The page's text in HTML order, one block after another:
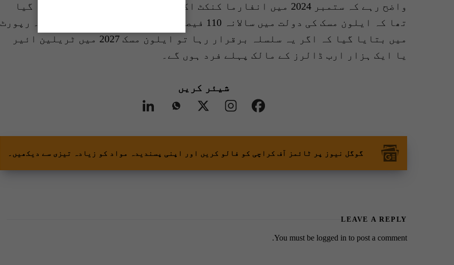
واضح رہے کہ ستمبر 2024 میں انفارما کنکٹ اکیڈمی کی ایک رپورٹ میں بتایا گیا
تھا کہ ایلون مسک کی دولت میں سالانہ 110 فیصد کی اوسط سے اضافہ ہو رہا ہے۔ رپورٹ
میں بتایا گیا کہ اگر یہ سلسلہ برقرار رہا تو ایلون مسک 2027 میں ٹریلین ائیر
یا ایک ہزار ارب ڈالرز کے مالک پہلے فرد ہوں گے۔
شیئر کریں
گوگل نیوز پر ٹائمز آف کراچی کو فالو کریں اور اپنی پسندیدہ مواد کو زیادہ تیزی سے دیکھیں۔
LEAVE A REPLY
You must be logged in to post a comment.